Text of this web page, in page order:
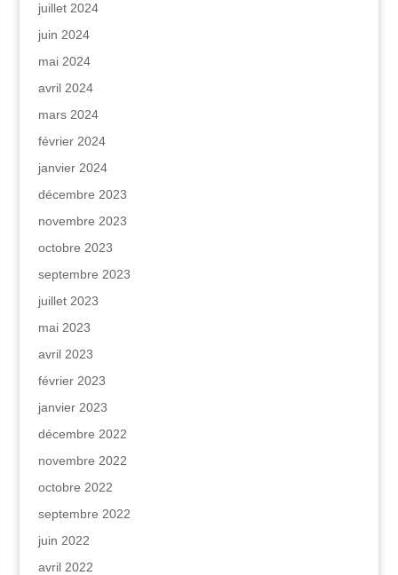
juillet 2024
juin 2024
mai 2024
avril 2024
mars 2024
février 2024
janvier 2024
décembre 2023
novembre 2023
octobre 2023
septembre 2023
juillet 2023
mai 2023
avril 2023
février 2023
janvier 2023
décembre 2022
novembre 2022
octobre 2022
septembre 2022
juin 2022
avril 2022